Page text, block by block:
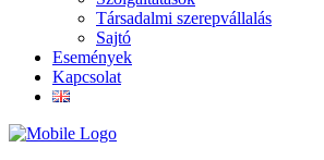
Társadalmi szerepvállalás
Sajtó
Események
Kapcsolat